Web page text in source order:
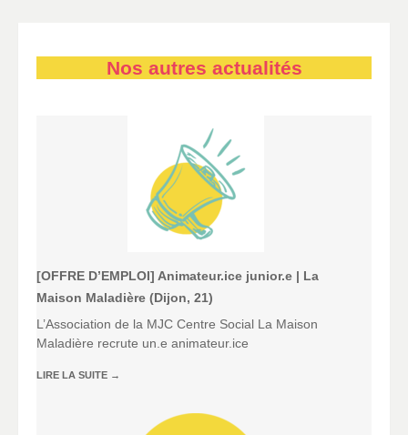
Nos autres actualités
[OFFRE D’EMPLOI] Animateur.ice junior.e | La
Maison Maladière (Dijon, 21)
L’Association de la MJC Centre Social La Maison
Maladière recrute un.e animateur.ice
LIRE LA SUITE →